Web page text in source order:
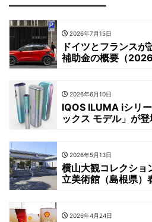
2026年7月15日
ドイツとフランス
補助金の概要（2026
2026年6月10日
IQOS ILUMA iシリ
ックス モデル」が
2026年5月13日
横山大観コレクショ
立美術館（島根県）
2026年4月24日